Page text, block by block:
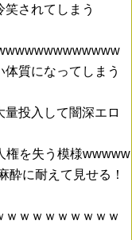
笑されてしまう
質になってしまう
量投入して闇深エロ
権を失う模様wwwww
に耐えて見せる！
ｗｗｗｗｗｗｗｗ